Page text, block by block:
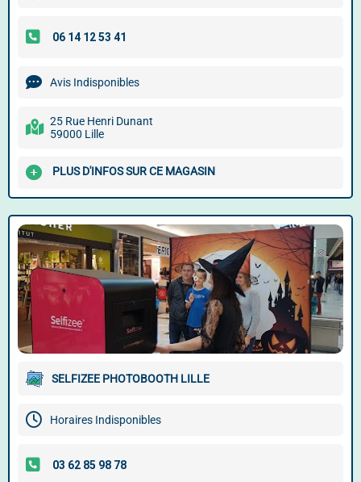
Avis Indisponibles
25 Rue Henri Dunant
59000 Lille
PLUS D'INFOS SUR CE MAGASIN
SELFIZEE PHOTOBOOTH LILLE
Horaires Indisponibles